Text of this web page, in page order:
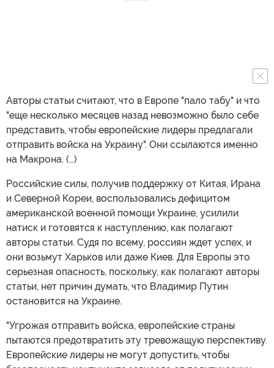
Авторы статьи считают, что в Европе "пало табу" и что
"еще несколько месяцев назад невозможно было себе
представить, чтобы европейские лидеры предлагали
отправить войска на Украину". Они ссылаются именно
на Макрона. (…)
Российские силы, получив поддержку от Китая, Ирана
и Северной Кореи, воспользовались дефицитом
американской военной помощи Украине, усилили
натиск и готовятся к наступлению, как полагают
авторы статьи. Судя по всему, россиян ждет успех, и
они возьмут Харьков или даже Киев. Для Европы это
серьезная опасность, поскольку, как полагают авторы
статьи, нет причин думать, что Владимир Путин
остановится на Украине.
"Угрожая отправить войска, европейские страны
пытаются предотвратить эту тревожащую перспективу.
Европейские лидеры не могут допустить, чтобы